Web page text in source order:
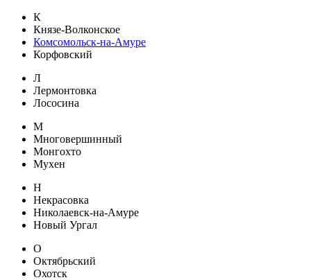
К
Князе-Волконское
Комсомольск-на-Амуре
Корфовский
Л
Лермонтовка
Лососина
М
Многовершинный
Монгохто
Мухен
Н
Некрасовка
Николаевск-на-Амуре
Новый Ургал
О
Октябрьский
Охотск